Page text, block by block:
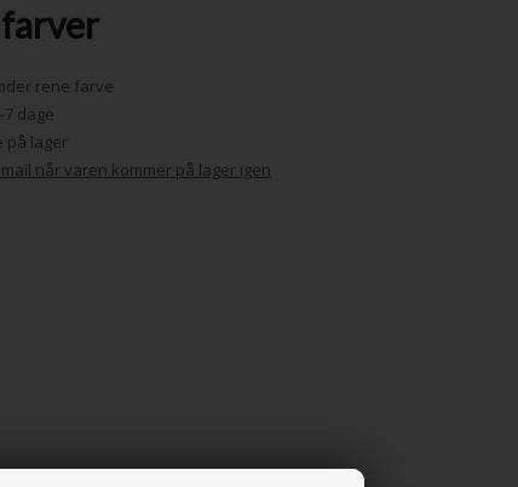
rene farve
7 dage
på lager
når varen kommer på lager igen